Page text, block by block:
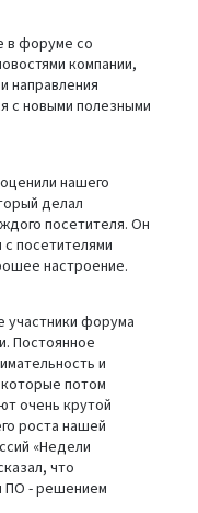
в форуме со
компании,
направления
с новыми полезными
нашего
делал
посетителя. Он
посетителями
настроение.
участники форума
Постоянное
и
потом
очень крутой
роста нашей
«Недели
что
ПО - решением